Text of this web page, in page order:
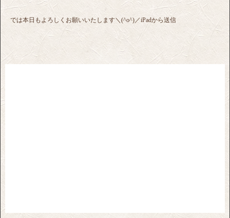
では本日もよろしくお願いいたします＼(^o^)／iPadから送信